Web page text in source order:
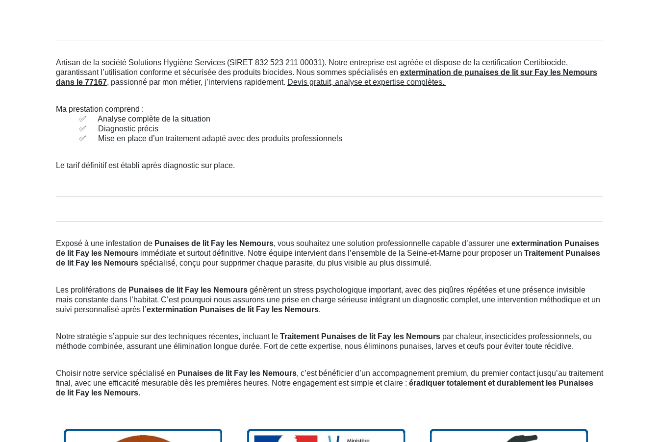
Artisan de la société Solutions Hygiène Services (SIRET 832 523 211 00031). Notre entreprise est agréée et dispose de la certification Certibiocide,
garantissant l’utilisation conforme et sécurisée des produits biocides. Nous sommes spécialisés en extermination de punaises de lit sur Fay les Nemours
dans le 77167, passionné par mon métier, j’interviens rapidement. Devis gratuit, analyse et expertise complètes.
Ma prestation comprend :
✅
Analyse complète de la situation
✅
Diagnostic précis
✅
Mise en place d’un traitement adapté avec des produits professionnels
Le tarif définitif est établi après diagnostic sur place.
Exposé à une infestation de Punaises de lit Fay les Nemours, vous souhaitez une solution professionnelle capable d’assurer une extermination Punaises
de lit Fay les Nemours immédiate et surtout définitive. Notre équipe intervient dans l’ensemble de la Seine-et-Marne pour proposer un Traitement Punaises
de lit Fay les Nemours spécialisé, conçu pour supprimer chaque parasite, du plus visible au plus dissimulé.
Les proliférations de Punaises de lit Fay les Nemours génèrent un stress psychologique important, avec des piqûres répétées et une présence invisible
mais constante dans l’habitat. C’est pourquoi nous assurons une prise en charge sérieuse intégrant un diagnostic complet, une intervention méthodique et un
suivi personnalisé après l’extermination Punaises de lit Fay les Nemours.
Notre stratégie s’appuie sur des techniques récentes, incluant le Traitement Punaises de lit Fay les Nemours par chaleur, insecticides professionnels, ou
méthode combinée, assurant une élimination longue durée. Fort de cette expertise, nous éliminons punaises, larves et œufs pour éviter toute récidive.
Choisir notre service spécialisé en Punaises de lit Fay les Nemours, c’est bénéficier d’un accompagnement premium, du premier contact jusqu’au traitement
final, avec une efficacité mesurable dès les premières heures. Notre engagement est simple et claire : éradiquer totalement et durablement les Punaises
de lit Fay les Nemours.